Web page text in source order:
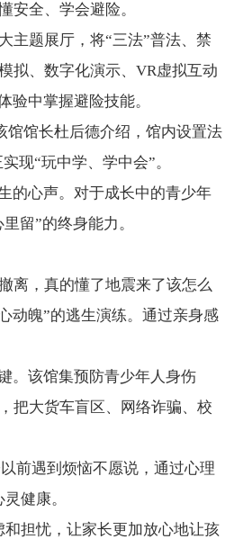
安全、学会避险。
主题展厅，将“三法”普法、禁
拟、数字化演示、VR虚拟互动
验中掌握避险技能。
馆馆长杜后德介绍，馆内设置法
现“玩中学、学中会”。
的心声。对于成长中的青少年
留”的终身能力。
离，真的懂了地震来了该怎么
动魄”的逃生演练。通过亲身感
。该馆集预防青少年人身伤
把大货车盲区、网络诈骗、校
前遇到烦恼不愿说，通过心理
健康。
担忧，让家长更加放心地让孩